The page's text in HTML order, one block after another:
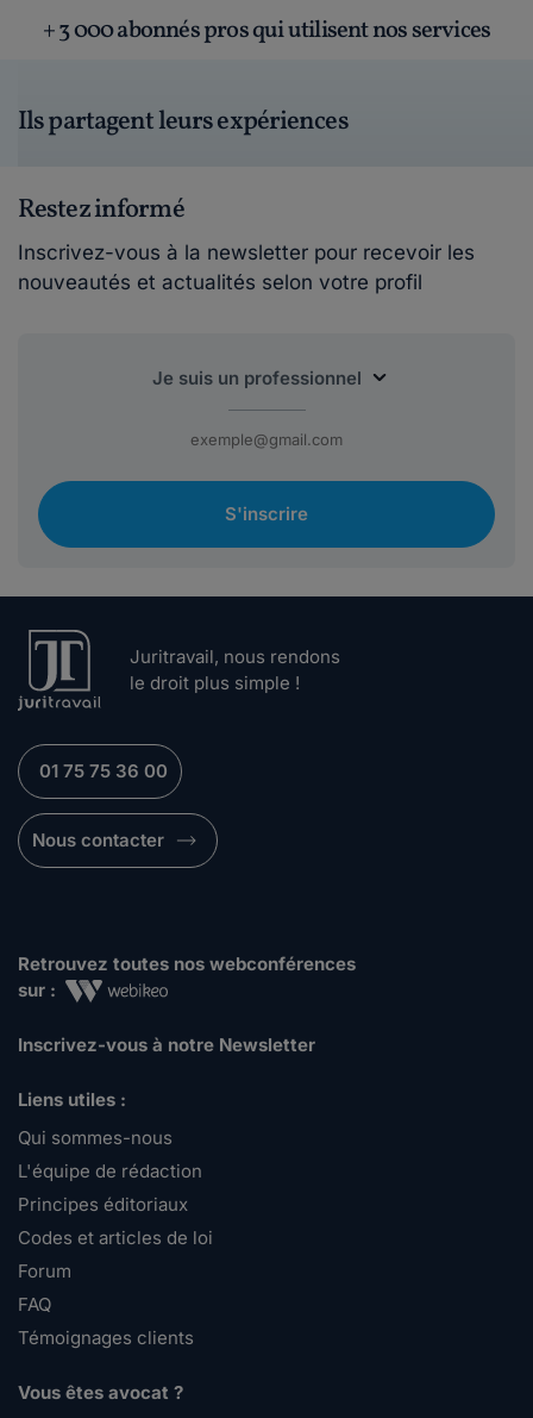
+ 3 000 abonnés pros qui utilisent nos services
Ils partagent leurs expériences
Restez informé
Inscrivez-vous à la newsletter pour recevoir les
nouveautés et actualités selon votre profil
S'inscrire
Juritravail, nous rendons
le droit plus simple !
01 75 75 36 00
Nous contacter
Retrouvez toutes nos webconférences
sur :
Inscrivez-vous à notre Newsletter
Liens utiles :
Qui sommes-nous
L'équipe de rédaction
Principes éditoriaux
Codes et articles de loi
Forum
FAQ
Témoignages clients
Vous êtes avocat ?